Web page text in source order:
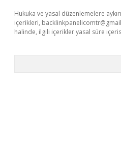
Hukuka ve yasal düzenlemelere
içerikleri,
halinde, ilgili içerikler yasal süre